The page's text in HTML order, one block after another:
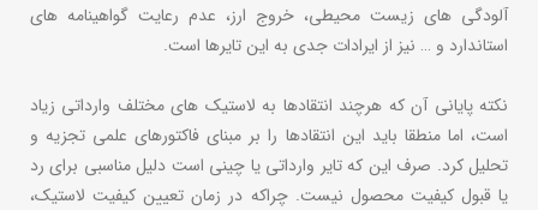
آلودگی های زیست محیطی، خروج ارز، عدم رعایت گواهینامه های
استاندارد و … نیز از ایرادات جدی به این تایرها است.
نکته پایانی آن که هرچند انتقادها به لاستیک های مختلف وارداتی زیاد
است، اما منطقا باید این انتقادها را بر مبنای فاکتورهای علمی تجزیه و
تحلیل کرد. صرف این که تایر وارداتی یا چینی است دلیل مناسبی برای رد
یا قبول کیفیت محصول نیست. چراکه در زمان تعیین کیفیت لاستیک،